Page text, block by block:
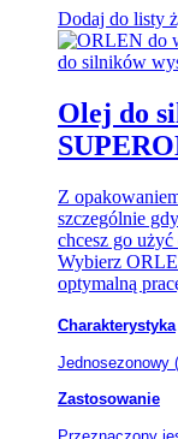
Dodaj do listy
Olej do
Z
szczególnie
chcesz go
Wybierz
optymalną
Charakterystyka
Jednosezonowy
Zastosowanie